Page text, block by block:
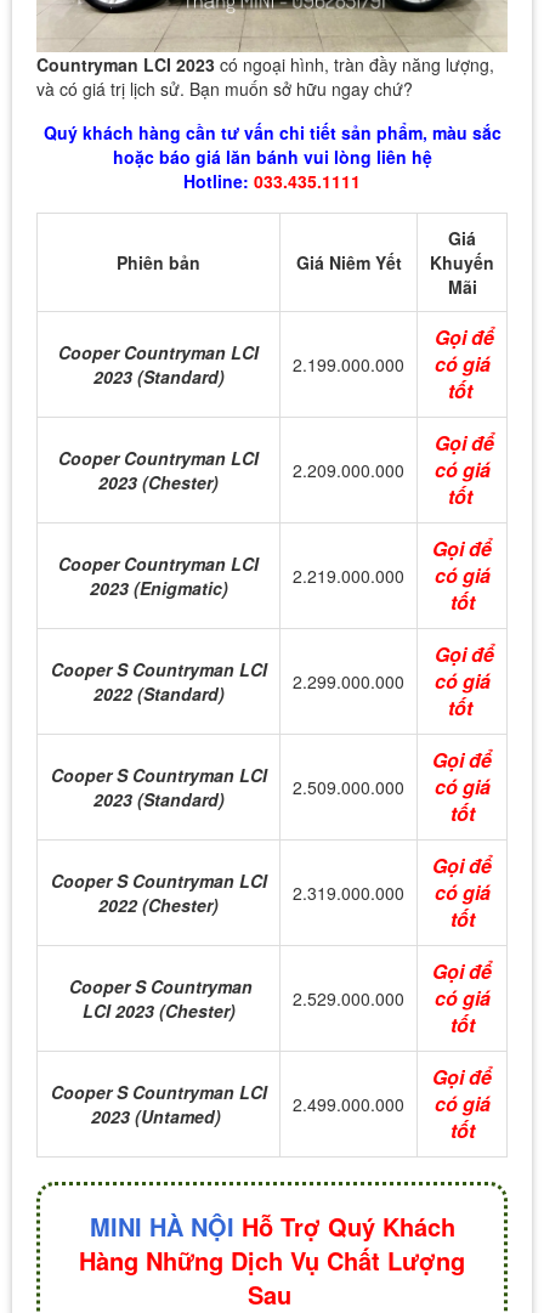
Countryman LCI 2023 có ngoại hình, tràn đầy năng lượng,
và có giá trị lịch sử. Bạn muốn sở hữu ngay chứ?
Quý khách hàng cần tư vấn chi tiết sản phẩm, màu sắc
hoặc báo giá lăn bánh vui lòng liên hệ
Hotline: 033.435.1111
Phiên bản Giá Niêm Yết
Giá
Khuyến
Mãi
Cooper Countryman LCI
2023 (Standard)
2.199.000.000
Gọi để
có giá
tốt
Cooper Countryman LCI
2023 (Chester)
2.209.000.000
Gọi để
có giá
tốt
Cooper Countryman LCI
2023 (Enigmatic)
2.219.000.000
Gọi để
có giá
tốt
Cooper S Countryman LCI
2022 (Standard)
2.299.000.000
Gọi để
có giá
tốt
Cooper S Countryman LCI
2023 (Standard)
2.509.000.000
Gọi để
có giá
tốt
Cooper S Countryman LCI
2022 (Chester)
2.319.000.000
Gọi để
có giá
tốt
Cooper S Countryman
LCI 2023 (Chester)
2.529.000.000
Gọi để
có giá
tốt
Cooper S Countryman LCI
2023 (Untamed)
2.499.000.000
Gọi để
có giá
tốt
MINI HÀ NỘI Hỗ Trợ Quý Khách
Hàng Những Dịch Vụ Chất Lượng
Sau